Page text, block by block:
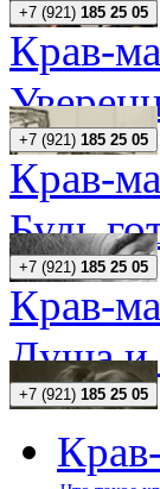
+7 (921) 185 25 05
Крав-
+7 (921) 185 25 05
Крав-
Будь
+7 (921) 185 25 05
Крав-
Душа и
+7 (921) 185 25 05